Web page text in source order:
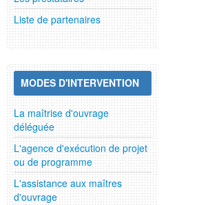
Liste de partenaires
MODES D'INTERVENTION
La maîtrise d'ouvrage
déléguée
L'agence d'exécution de projet
ou de programme
L'assistance aux maîtres
d'ouvrage